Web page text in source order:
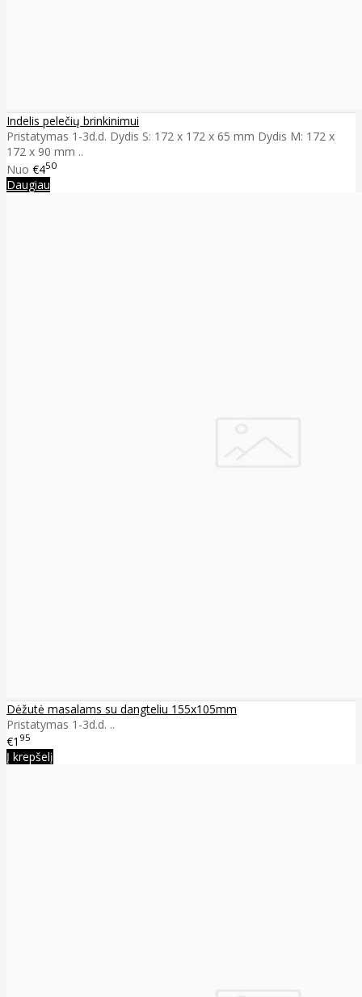
Indelis pelečių brinkinimui
Pristatymas 1-3d.d. Dydis S: 172 x 172 x 65 mm Dydis M: 172 x
172 x 90 mm ..
Nuo €450
Daugiau
Dėžutė masalams su dangteliu 155x105mm
Pristatymas 1-3d.d. ..
€1 95
Į krepšelį